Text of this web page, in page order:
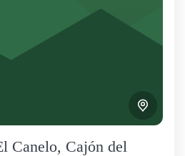
Canelo, Cajón del